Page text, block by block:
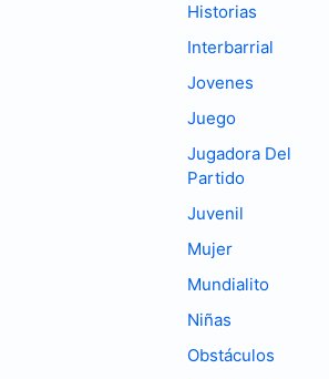
Historias
Interbarrial
Jovenes
Juego
Jugadora Del
Partido
Juvenil
Mujer
Mundialito
Niñas
Obstáculos